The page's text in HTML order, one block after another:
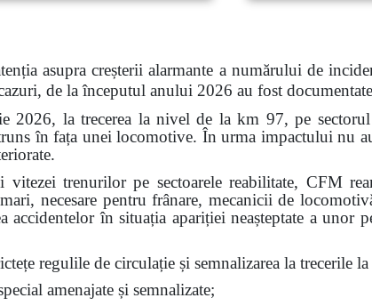
asupra creșterii alarmante a numărului de
de la începutul anului 2026 au fost
2026, la trecerea la nivel de la km 97, pe
în fața unei locomotive. În urma impactului nu
trenurilor pe sectoarele reabilitate, CFM
necesare pentru frânare, mecanicii de
în situația apariției neașteptate a unor
regulile de circulație și semnalizarea la trecerile
amenajate și semnalizate;